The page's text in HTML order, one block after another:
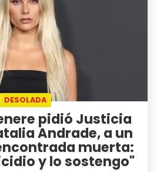
DESOLADA
pidió Justicia
Andrade, a un
muerta:
y lo sostengo"